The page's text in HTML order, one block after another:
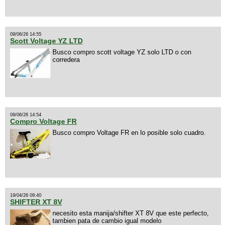
09/06/26 14:55
Scott Voltage YZ LTD
Busco compro scott voltage YZ solo LTD o con
corredera
09/06/26 14:54
Compro Voltage FR
Busco compro Voltage FR en lo posible solo cuadro.
19/04/26 09:40
SHIFTER XT 8V
necesito esta manija/shifter XT 8V que este perfecto,
tambien pata de cambio igual modelo